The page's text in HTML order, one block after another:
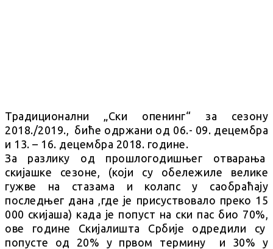
Традиционални „Ски опенинг“ за сезону
2018./2019., биће одржани од 06.- 09. децембра
и 13. – 16. децембра 2018. године.
За разлику од прошлогодишњег отварања
скијашке сезоне, (који су обележиле велике
гужве на стазама и колапс у саобраћају
последњег дана ,где је присуствовало преко 15
000 скијаша) када је попуст на ски пас био 70%,
ове године Скијалишта Србије одредили су
попусте од 20% у првом термину и 30% у